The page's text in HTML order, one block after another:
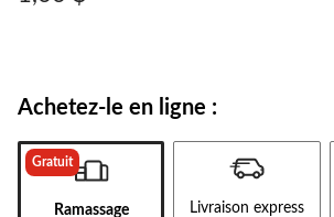
Achetez-le en ligne :
Gratuit
Ramassage Livraison express